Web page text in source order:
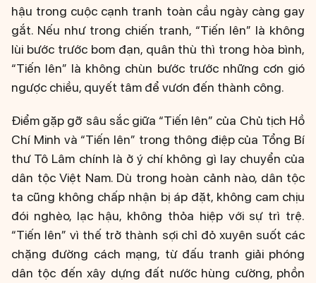
hậu trong cuộc cạnh tranh toàn cầu ngày càng gay
gắt. Nếu như trong chiến tranh, “Tiến lên” là không
lùi bước trước bom đạn, quân thù thì trong hòa bình,
“Tiến lên” là không chùn bước trước những cơn gió
ngược chiều, quyết tâm để vươn đến thành công.
Điểm gặp gỡ sâu sắc giữa “Tiến lên” của Chủ tịch Hồ
Chí Minh và “Tiến lên” trong thông điệp của Tổng Bí
thư Tô Lâm chính là ở ý chí không gì lay chuyển của
dân tộc Việt Nam. Dù trong hoàn cảnh nào, dân tộc
ta cũng không chấp nhận bị áp đặt, không cam chịu
đói nghèo, lạc hậu, không thỏa hiệp với sự trì trệ.
“Tiến lên” vì thế trở thành sợi chỉ đỏ xuyên suốt các
chặng đường cách mạng, từ đấu tranh giải phóng
dân tộc đến xây dựng đất nước hùng cường, phồn